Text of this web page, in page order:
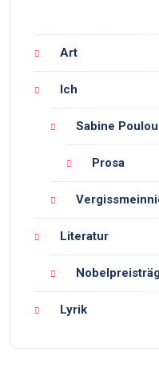
Art
Ich
Sabine Poulou
Prosa
Literatur
Lyrik